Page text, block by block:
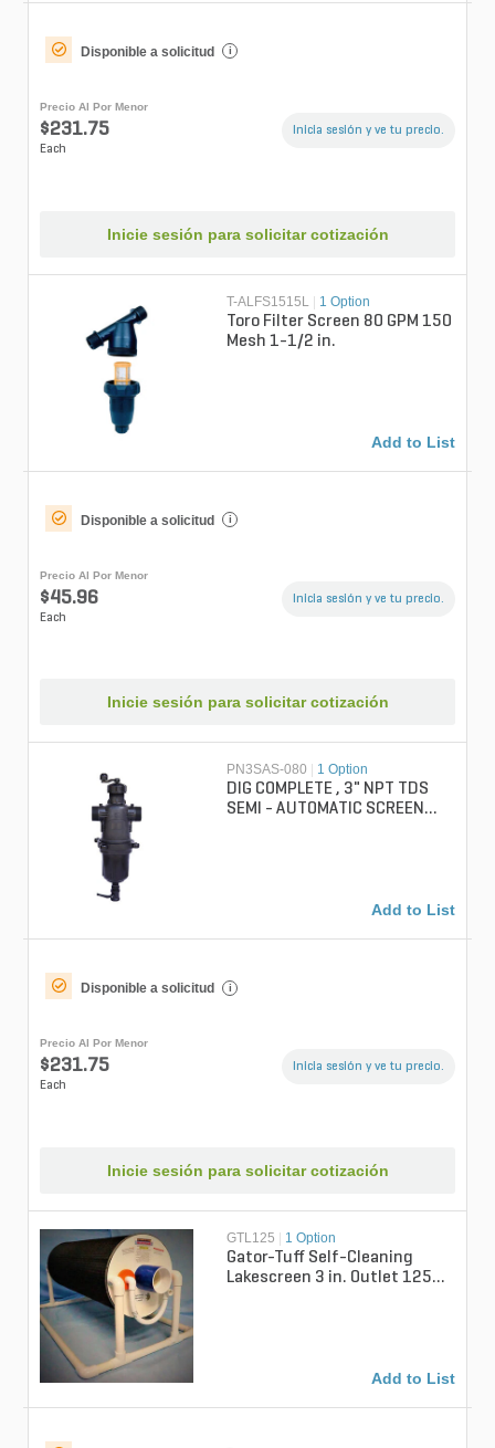
Disponible a solicitud i
Precio Al Por Menor
$231.75
Each
Inicia sesión y ve tu precio.
Inicie sesión para solicitar cotización
T-ALFS1515L | 1 Option
Toro Filter Screen 80 GPM 150
Mesh 1-1/2 in.
Add to List
Disponible a solicitud i
Precio Al Por Menor
$45.96
Each
Inicia sesión y ve tu precio.
Inicie sesión para solicitar cotización
PN3SAS-080 1 Option
DIG COMPLETE , 3" NPT TDS
SEMI - AUTOMATIC SCREEN
Add to List
Disponible a solicitud i
Precio Al Por Menor
$231.75
Each
Inicia sesión y ve tu precio.
Inicie sesión para solicitar cotización
GTL125 1 Option
Gator-Tuff Self-Cleaning
Lakescreen 3 in. Outlet 125
Add to List